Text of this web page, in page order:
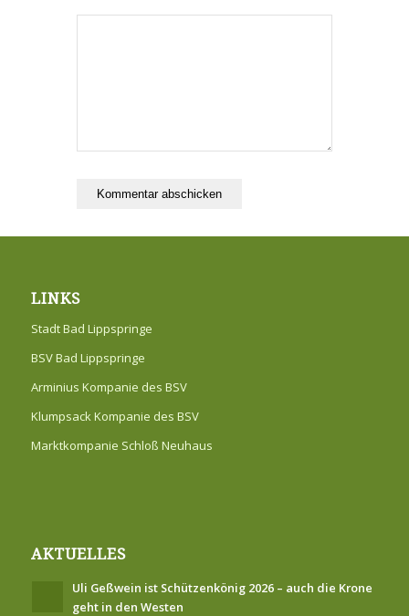
LINKS
Stadt Bad Lippspringe
BSV Bad Lippspringe
Arminius Kompanie des BSV
Klumpsack Kompanie des BSV
Marktkompanie Schloß Neuhaus
AKTUELLES
Uli Geßwein ist Schützenkönig 2026 – auch die Krone
geht in den Westen